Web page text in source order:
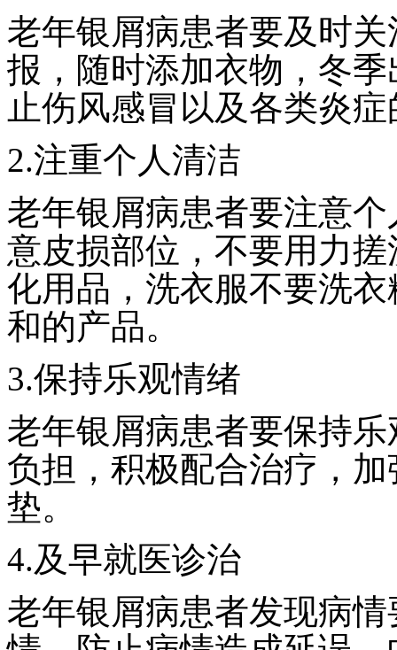
老年银屑病患者要及时
报，随时添加衣物，冬
止伤风感冒以及各类炎
2.注重个人清洁
老年银屑病患者要注意
意皮损部位，不要用力
化用品，洗衣服不要洗
和的产品。
3.保持乐观情绪
老年银屑病患者要保持
负担，积极配合治疗，
垫。
4.及早就医诊治
老年银屑病患者发现病